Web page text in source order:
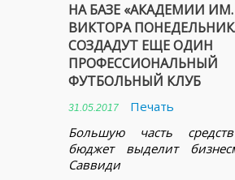
НА БАЗЕ «АКАДЕМИИ ИМ.
ВИКТОРА
СОЗДАДУТ ЕЩЕ ОДИН
ПРОФЕССИОНАЛЬНЫЙ
ФУТБОЛЬНЫЙ КЛУБ
31.05.2017
Печать
Большую часть
бюджет выделит
Саввиди